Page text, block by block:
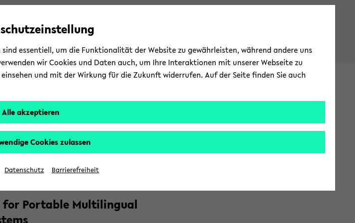
Automatische
vermeiden
zum
wechseln
zum
wechseln
zum
wechseln
for Por­ta­ble Mul­ti­lin­gu­al
essentiell, um die Funktionalität der Website zu gewährleisten, während andere uns
wir Cookies und Daten auch, um Ihre Interaktionen mit unserer Webseite zu
einsehen und mit der Wirkung für die Zukunft widerrufen. Auf der Seite finden Sie auch
Alle akzeptieren
Cookies zulassen
Datenschutz Barrierefreiheit